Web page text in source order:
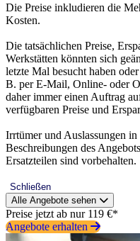
Die Preise inkludieren die
Kosten.
Die tatsächlichen Preise,
Werkstätten könnten sich
letzte Mal besucht haben
B. per E-Mail, Online- oder
daher immer einen Auftrag
verfügbaren Preise und
Irrtümer und Auslassungen
Beschreibungen des
Ersatzteilen sind vorbehalten.
Schließen
Alle Angebote sehen
Preise jetzt ab nur 119 €*
Angebote erhalten